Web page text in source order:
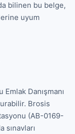
bilinen bu belge,
uyum
Danışmanı
Brosis
(AB-0169-
sınavları